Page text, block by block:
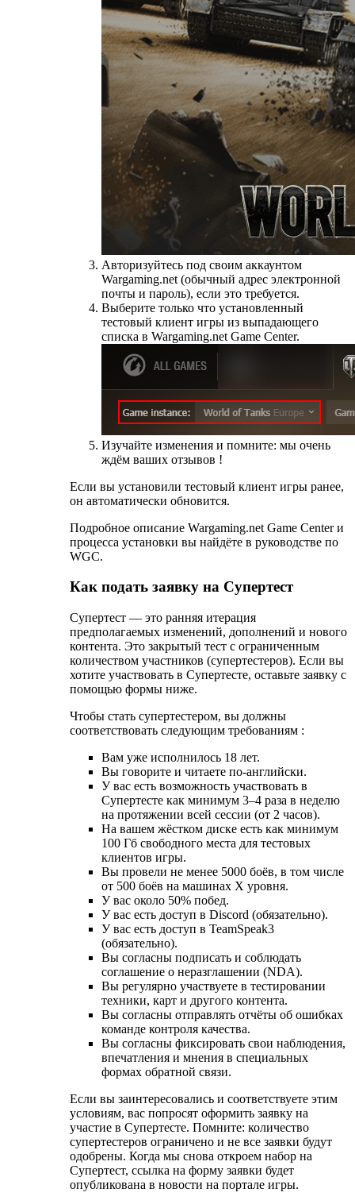
Авторизуйтесь под своим аккаунтом
Wargaming.net (обычный адрес электронной
почты и пароль), если это требуется.
Выберите только что установленный
тестовый клиент игры из выпадающего
списка в Wargaming.net Game Center.
Изучайте изменения и помните: мы очень
ждём ваших отзывов !
Если вы установили тестовый клиент игры ранее,
он автоматически обновится.
Подробное описание Wargaming.net Game Center и
процесса установки вы найдёте в руководстве по
WGC.
Как подать заявку на Супертест
Супертест — это ранняя итерация
предполагаемых изменений, дополнений и нового
контента. Это закрытый тест с ограниченным
количеством участников (супертестеров). Если вы
хотите участвовать в Супертесте, оставьте заявку с
помощью формы ниже.
Чтобы стать супертестером, вы должны
соответствовать следующим требованиям :
Вам уже исполнилось 18 лет.
Вы говорите и читаете по-английски.
У вас есть возможность участвовать в
Супертесте как минимум 3–4 раза в неделю
на протяжении всей сессии (от 2 часов).
На вашем жёстком диске есть как минимум
100 Гб свободного места для тестовых
клиентов игры.
Вы провели не менее 5000 боёв, в том числе
от 500 боёв на машинах Х уровня.
У вас около 50% побед.
У вас есть доступ в Discord (обязательно).
У вас есть доступ в TeamSpeak3
(обязательно).
Вы согласны подписать и соблюдать
соглашение о неразглашении (NDA).
Вы регулярно участвуете в тестировании
техники, карт и другого контента.
Вы согласны отправлять отчёты об ошибках
команде контроля качества.
Вы согласны фиксировать свои наблюдения,
впечатления и мнения в специальных
формах обратной связи.
Если вы заинтересовались и соответствуете этим
условиям, вас попросят оформить заявку на
участие в Супертесте. Помните: количество
супертестеров ограничено и не все заявки будут
одобрены. Когда мы снова откроем набор на
Супертест, ссылка на форму заявки будет
опубликована в новости на портале игры.